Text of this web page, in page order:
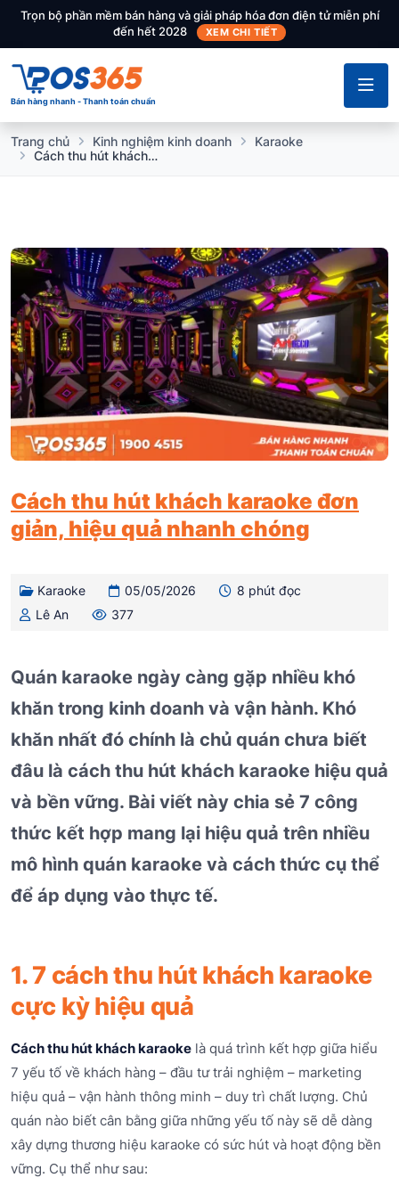
Trọn bộ phần mềm bán hàng và giải pháp hóa đơn điện tử miễn phí
đến hết 2028
XEM CHI TIẾT
Bán hàng nhanh - Thanh toán chuẩn
Trang chủ Kinh nghiệm kinh doanh
Karaoke
Cách thu hút khách karaoke đơn giản, hiệu quả nhanh chóng
Cách thu hút khách karaoke đơn
giản, hiệu quả nhanh chóng
Karaoke 05/05/2026
8 phút đọc
Lê An
377
Quán karaoke ngày càng gặp nhiều khó
khăn trong kinh doanh và vận hành. Khó
khăn nhất đó chính là chủ quán chưa biết
đâu là cách thu hút khách karaoke hiệu quả
và bền vững. Bài viết này chia sẻ 7 công
thức kết hợp mang lại hiệu quả trên nhiều
mô hình quán karaoke và cách thức cụ thể
để áp dụng vào thực tế.
1. 7 cách thu hút khách karaoke
cực kỳ hiệu quả
Cách thu hút khách karaoke là quá trình kết hợp giữa hiểu
7 yếu tố về khách hàng – đầu tư trải nghiệm – marketing
hiệu quả – vận hành thông minh – duy trì chất lượng. Chủ
quán nào biết cân bằng giữa những yếu tố này sẽ dễ dàng
xây dựng thương hiệu karaoke có sức hút và hoạt động bền
vững. Cụ thể như sau: